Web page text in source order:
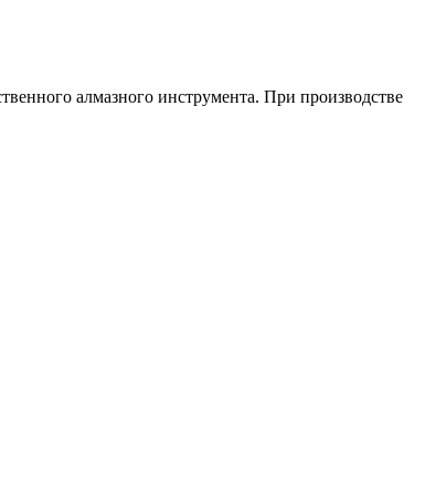
алмазного инструмента. При производстве